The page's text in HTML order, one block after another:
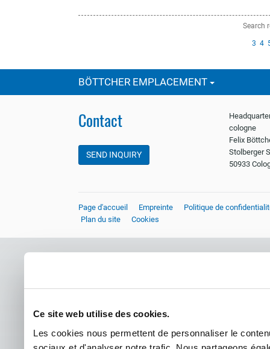
Ce site web utilise des cookies.
Les cookies nous permettent de personnaliser le
Search
3 4
BÖTTCHER EMPLACEMENT
Contact
SEND INQUIRY
cologne
Felix
Stolberger
50933
Page d'accueil Empreinte
Politique de
Plan du site
Cookies